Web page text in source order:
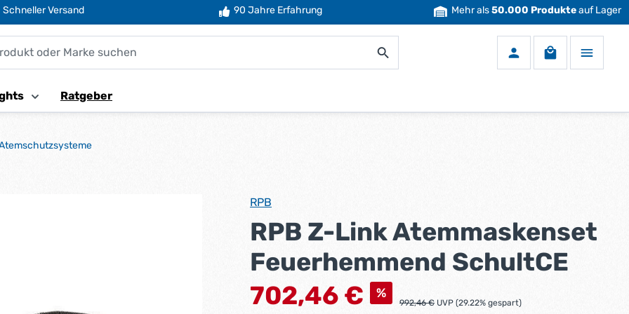
Schneller Versand 90 Jahre Erfahrung Mehr als50.000 Produkteauf Lager
Warenkorb
Ratgeber
RPB
RPB Z-Link Atemmaskenset
Feuerhemmend SchultCE
Verkaufspreis:
702,46 € %
Regulärer Preis:
992,46 € UVP (29.22% gespart)